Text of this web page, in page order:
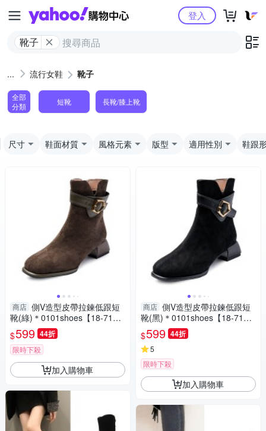
Yahoo購物中心
靴子
登入
流行女鞋 靴子
全部
分類
短靴 長靴/膝上靴
尺寸 鞋面材質 風格元素 版型 適用性別 鞋跟
商店 側V造型皮帶拉鍊低跟短
靴(綠)＊0101shoes【18-716g
e】【現貨】
$599 44折
限時下殺
加入購物車
商店 側V造型皮帶拉鍊低跟短
靴(黑)＊0101shoes【18-716b
k】【現貨】
$599 44折
5
限時下殺
加入購物車